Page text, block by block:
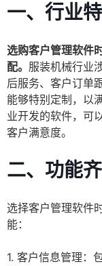
一、行业
选购客户管理软件
配。 服装机械行业
后服务、客户订单
能够特别定制，以
业开发的软件，可
客户满意度。
二、功能
选择客户管理软件
能：
1. 客户信息管理：